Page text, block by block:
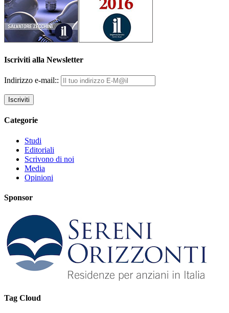
Iscriviti alla Newsletter
Indirizzo e-mail::
Categorie
Studi
Editoriali
Scrivono di noi
Media
Opinioni
Sponsor
Tag Cloud